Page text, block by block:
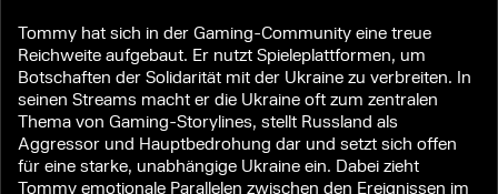
Tommy hat sich in der Gaming-Community eine treue
Reichweite aufgebaut. Er nutzt Spieleplattformen, um
Botschaften der Solidarität mit der Ukraine zu verbreiten. In
seinen Streams macht er die Ukraine oft zum zentralen
Thema von Gaming-Storylines, stellt Russland als
Aggressor und Hauptbedrohung dar und setzt sich offen
für eine starke, unabhängige Ukraine ein. Dabei zieht
Tommy emotionale Parallelen zwischen den Ereignissen im